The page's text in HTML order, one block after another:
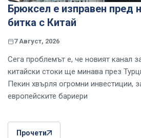
Брюксел е изправен пред
битка с Китай
7 Август, 2026
Сега проблемът е, че новият канал
китайски стоки ще минава през
Пекин хвърля огромни инвестиции,
европейските бариери
Прочети